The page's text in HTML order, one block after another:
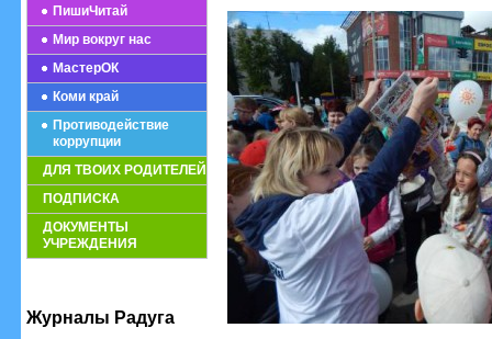
ПишиЧитай
Мир вокруг нас
МастерОК
Коми край
Противодействие
коррупции
ДЛЯ ТВОИХ РОДИТЕЛЕЙ
ПОДПИСКА
ДОКУМЕНТЫ
УЧРЕЖДЕНИЯ
Журналы Радуга